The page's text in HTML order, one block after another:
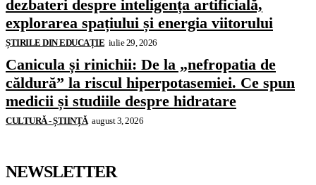
dezbateri despre inteligența artificială,
explorarea spațiului și energia viitorului
ȘTIRILE DIN EDUCAȚIE iulie 29, 2026
Canicula și rinichii: De la „nefropatia de
căldură” la riscul hiperpotasemiei. Ce spun
medicii și studiile despre hidratare
CULTURĂ - ȘTIINȚĂ august 3, 2026
NEWSLETTER